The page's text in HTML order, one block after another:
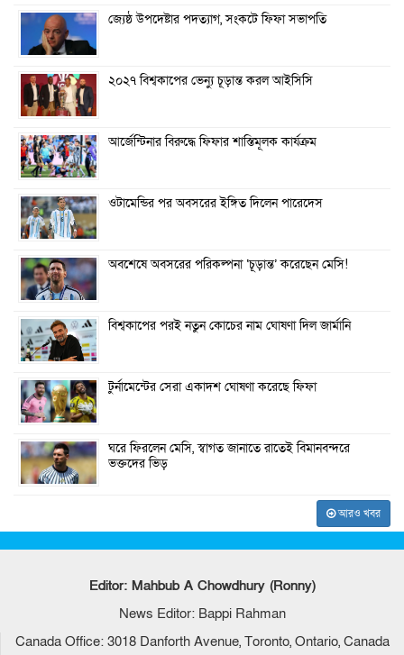
জ্যেষ্ঠ উপদেষ্টার পদত্যাগ, সংকটে ফিফা সভাপতি
২০২৭ বিশ্বকাপের ভেন্যু চূড়ান্ত করল আইসিসি
আর্জেন্টিনার বিরুদ্ধে ফিফার শাস্তিমূলক কার্যক্রম
ওটামেন্ডির পর অবসরের ইঙ্গিত দিলেন পারেদেস
অবশেষে অবসরের পরিকল্পনা ‘চূড়ান্ত’ করেছেন মেসি!
বিশ্বকাপের পরই নতুন কোচের নাম ঘোষণা দিল জার্মানি
টুর্নামেন্টের সেরা একাদশ ঘোষণা করেছে ফিফা
ঘরে ফিরলেন মেসি, স্বাগত জানাতে রাতেই বিমানবন্দরে
ভক্তদের ভিড়
আরও খবর
Editor: Mahbub A Chowdhury (Ronny)
News Editor: Bappi Rahman
Canada Office: 3018 Danforth Avenue, Toronto, Ontario, Canada